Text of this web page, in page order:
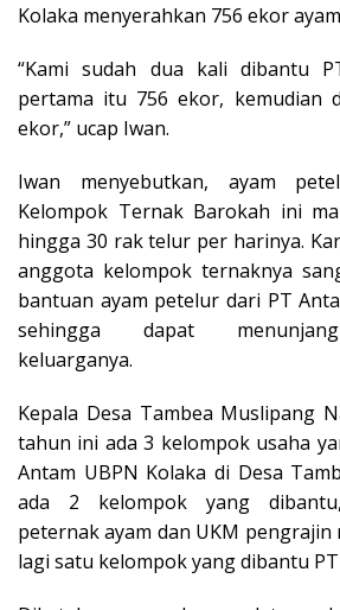
Kolaka menyerahkan 756 ekor
“Kami sudah dua kali dibantu
pertama itu 756 ekor, kemudian
ekor,” ucap Iwan.
Iwan menyebutkan, ayam
Kelompok Ternak Barokah ini
hingga 30 rak telur per harinya.
anggota kelompok ternaknya
bantuan ayam petelur dari PT
sehingga dapat
keluarganya.
Kepala Desa Tambea Muslipang
tahun ini ada 3 kelompok usaha
Antam UBPN Kolaka di Desa
ada 2 kelompok yang
peternak ayam dan UKM pengrajin
lagi satu kelompok yang dibantu PT